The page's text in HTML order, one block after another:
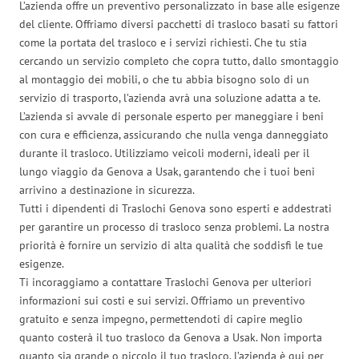
L’azienda offre un preventivo personalizzato in base alle esigenze
del cliente. Offriamo diversi pacchetti di trasloco basati su fattori
come la portata del trasloco e i servizi richiesti. Che tu stia
cercando un servizio completo che copra tutto, dallo smontaggio
al montaggio dei mobili, o che tu abbia bisogno solo di un
servizio di trasporto, l’azienda avrà una soluzione adatta a te.
L’azienda si avvale di personale esperto per maneggiare i beni
con cura e efficienza, assicurando che nulla venga danneggiato
durante il trasloco. Utilizziamo veicoli moderni, ideali per il
lungo viaggio da Genova a Usak, garantendo che i tuoi beni
arrivino a destinazione in sicurezza.
Tutti i dipendenti di Traslochi Genova sono esperti e addestrati
per garantire un processo di trasloco senza problemi. La nostra
priorità è fornire un servizio di alta qualità che soddisfi le tue
esigenze.
Ti incoraggiamo a contattare Traslochi Genova per ulteriori
informazioni sui costi e sui servizi. Offriamo un preventivo
gratuito e senza impegno, permettendoti di capire meglio
quanto costerà il tuo trasloco da Genova a Usak. Non importa
quanto sia grande o piccolo il tuo trasloco, l’azienda è qui per